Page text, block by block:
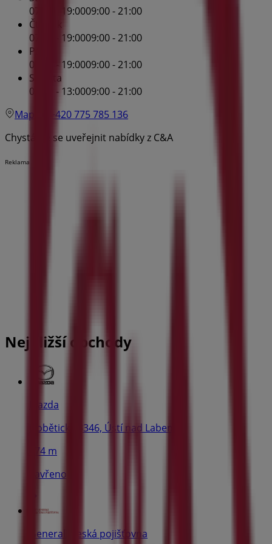
07:00 - 19:0009:00 - 21:00
Čtvrtek
07:00 - 19:0009:00 - 21:00
Pátek
07:00 - 19:0009:00 - 21:00
Sobota
07:00 - 13:0009:00 - 21:00
Mapa
+420 775 785 136
Chystáme se uveřejnit nabídky z C&A
Reklama
Nejbližší obchody
Mazda
Dobětická 3346, Ústí nad Labem
474 m
Zavřeno
Generali Česká pojišťovna